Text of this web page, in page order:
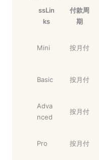
ssLin
ks
付款周
期
Mini 按月付
Basic 按月付
Adva
nced
按月付
Pro 按月付